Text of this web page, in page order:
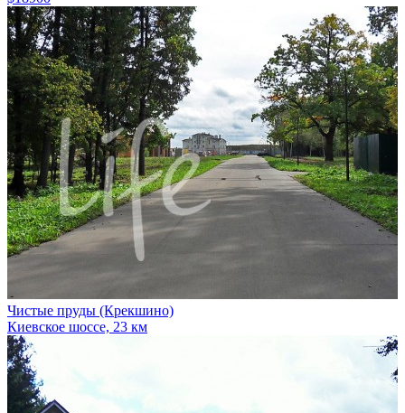
Чистые пруды (Крекшино)
Киевское шоссе, 23 км